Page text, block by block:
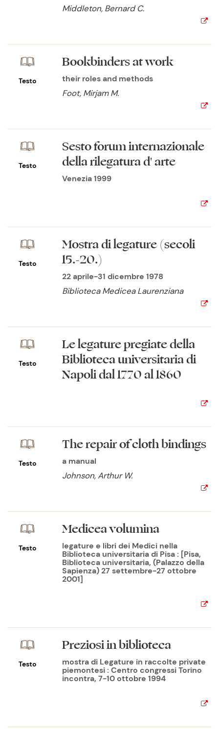
Middleton, Bernard C.
Testo
Bookbinders at work
their roles and methods
Foot, Mirjam M.
Testo
Sesto forum internazionale
della rilegatura d' arte
Venezia 1999
Testo
Mostra di legature (secoli
15.-20.)
22 aprile-31 dicembre 1978
Biblioteca Medicea Laurenziana
Testo
Le legature pregiate della
Biblioteca universitaria di
Napoli dal 1770 al 1860
Testo
The repair of cloth bindings
a manual
Johnson, Arthur W.
Testo
Medicea volumina
legature e libri dei Medici nella
Biblioteca universitaria di Pisa : [Pisa,
Biblioteca universitaria, (Palazzo della
Sapienza) 27 settembre-27 ottobre
2001]
Testo
Preziosi in biblioteca
mostra di Legature in raccolte private
piemontesi : Centro congressi Torino
incontra, 7-10 ottobre 1994